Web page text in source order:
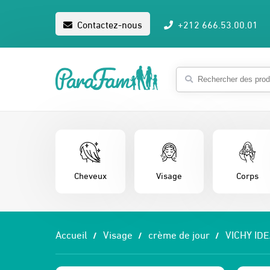
Contactez-nous +212 666.53.00.01
Cheveux Visage Corps
Accueil Visage crème de jour VICHY